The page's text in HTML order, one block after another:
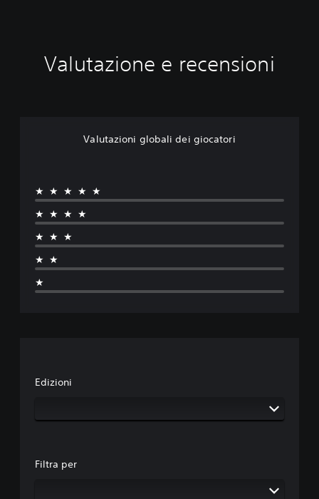
Valutazione e recensioni
Valutazioni globali dei giocatori
★★★★★
★★★★
★★★
★★
★
Edizioni
Filtra per